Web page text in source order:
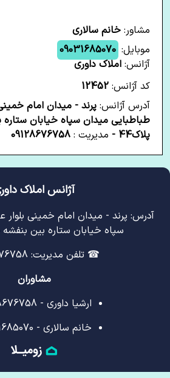
مشاور:خانم سالاری
موبایل: 09031685070
آژانس:املاک داوری
کد آژانس:12452
آدرس آژانس:پرند - میدان امام
پلاک44 -
مدیریت :09128676758
آژانس املاک
آدرس: پرند - میدان امام خمینی بلوار
سپاه خیابان ستاره بین بنفشه 10و 8 پلاک44
☎ تلفن مدیریت: 09128676758
مشاوران
ارشیا داوری - 09128676758
خانم سالاری - 09031685070